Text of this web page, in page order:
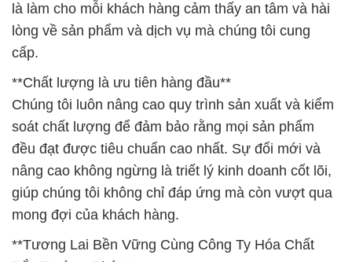
là làm cho mỗi khách hàng cảm thấy an tâm và hài
lòng về sản phẩm và dịch vụ mà chúng tôi cung
cấp.
**Chất lượng là ưu tiên hàng đầu**
Chúng tôi luôn nâng cao quy trình sản xuất và kiểm
soát chất lượng để đảm bảo rằng mọi sản phẩm
đều đạt được tiêu chuẩn cao nhất. Sự đổi mới và
nâng cao không ngừng là triết lý kinh doanh cốt lõi,
giúp chúng tôi không chỉ đáp ứng mà còn vượt qua
mong đợi của khách hàng.
**Tương Lai Bền Vững Cùng Công Ty Hóa Chất